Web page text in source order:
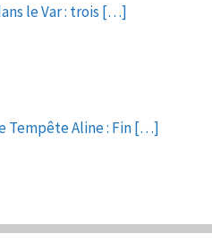
le Var : trois […]
Tempête Aline : Fin[…]